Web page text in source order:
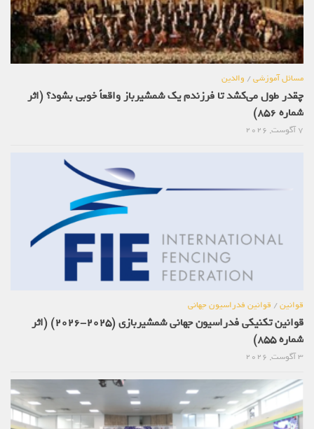
مسائل آموزشی/ والدین
چقدر طول می‌کشد تا فرزندم یک شمشیرباز واقعاً خوبی بشود؟ (اثر
شماره 856)
7 آگوست, 2026
قوانین/ قوانین فدراسیون جهانی
قوانین تکنیکی فدراسیون جهانی شمشیربازی (2025-2026) (اثر
شماره 855)
3 آگوست, 2026